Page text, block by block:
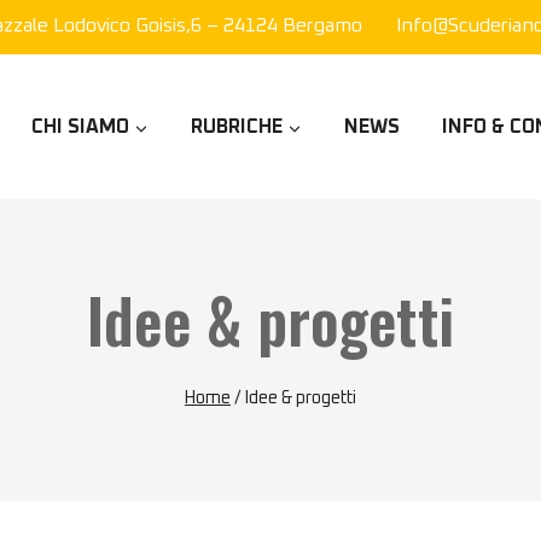
Lodovico Goisis,6 – 24124 Bergamo
CHI SIAMO RUBRICHE NEWS INFO &
Idee & progetti
Home / Idee & progetti